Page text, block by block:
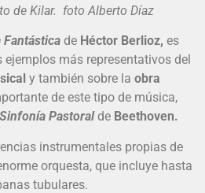
de Kilar. foto Alberto Díaz
de Héctor Berlioz, es
ejemplos más representativos del
y también sobre la obra
de este tipo de música,
Sinfonía Pastoral de Beethoven.
instrumentales propias de
orquesta, que incluye hasta
tubulares.